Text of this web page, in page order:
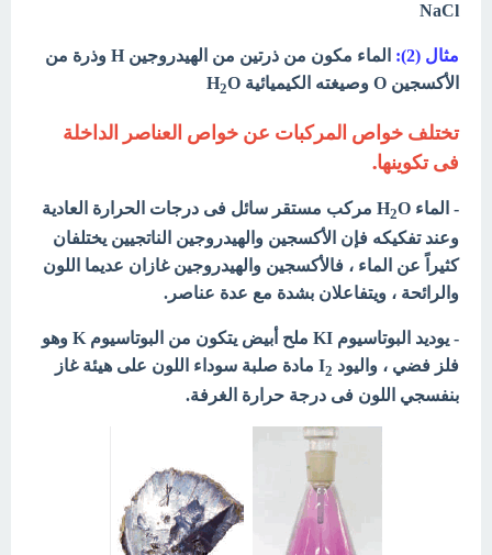
NaCl
مثال (2):
الماء مكون من ذرتين من الهيدروجين H وذرة من
الأكسجين O وصيغته الكيميائية H
2O
تختلف خواص المركبات عن خواص العناصر الداخلة
فى تكوينها.
- الماء H 2
O مركب مستقر سائل فى درجات الحرارة العادية
وعند تفكيكه فإن الأكسجين والهيدروجين الناتجيين يختلفان
كثيراً عن الماء ، فالأكسجين والهيدروجين غازان عديما اللون
والرائحة ، ويتفاعلان بشدة مع عدة عناصر.
- يوديد البوتاسيوم KI ملح أبيض يتكون من البوتاسيوم K وهو
فلز فضي ، واليود I 2
مادة صلبة سوداء اللون على هيئة غاز
بنفسجي اللون فى درجة حرارة الغرفة.